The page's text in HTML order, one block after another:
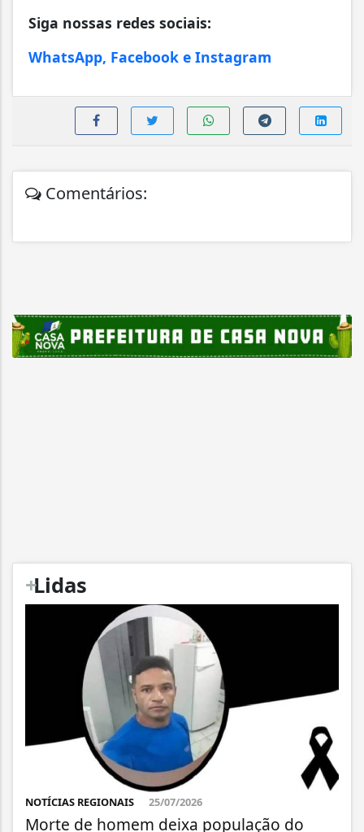
Siga nossas redes sociais:
WhatsApp, Facebook e Instagram
Comentários:
+
Lidas
NOTÍCIAS REGIONAIS 25/07/2026
Morte de homem deixa população do